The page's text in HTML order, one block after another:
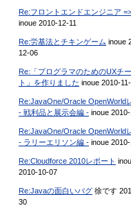
Re:フロントエンドエンジニア
inoue 2010-12-11
Re:労基法とチキンゲーム inoue
12-06
Re:「プログラマのためのUXチ
ト」を作りました inoue 2010-
Re:JavaOne/Oracle OpenWorld
- 戦利品と展示会編 - inoue
Re:JavaOne/Oracle OpenWorld
- ラリーエリソン編 - inoue
Re:Cloudforce 2010レポート
2010-10-07
Re:Javaの面白いバグ 徐です
30